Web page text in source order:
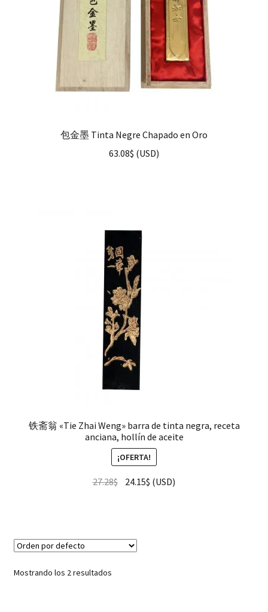
包金墨 Tinta Negre Chapado en Oro
63.08$ (USD)
铁斋翁 «Tie Zhai Weng» barra de tinta negra, receta
anciana, hollín de aceite
¡OFERTA!
27.28$ 24.15$ (USD)
Mostrando los 2 resultados